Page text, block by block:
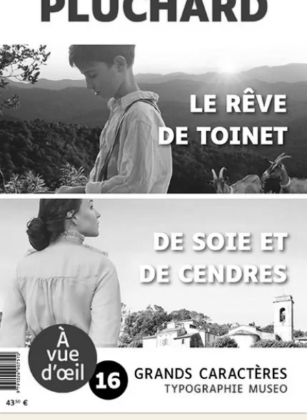
Offre découverte Mireille Pluchard
Mireille Pluchard